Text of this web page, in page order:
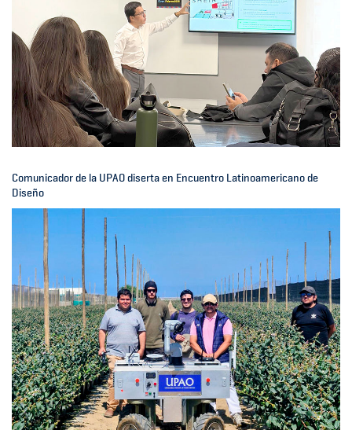
Comunicador de la UPAO diserta en Encuentro Latinoamericano de
Diseño